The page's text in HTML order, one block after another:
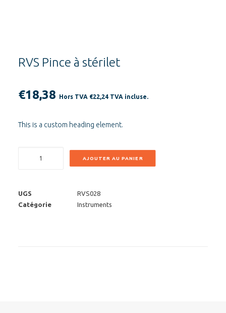
RVS Pince à stérilet
€18,38 Hors TVA €22,24 TVA incluse.
This is a custom heading element.
IUD
Tampontang
AJOUTER AU PANIER
UGS
RVS028
Catégorie
Instruments